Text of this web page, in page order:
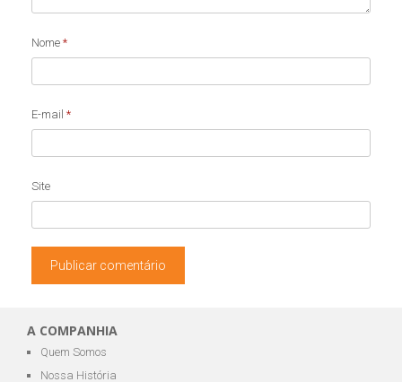
Nome *
E-mail *
Site
A COMPANHIA
Quem Somos
Nossa História